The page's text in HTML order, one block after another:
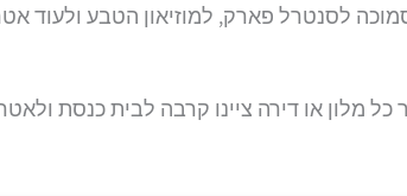
לסנטרל פארק, למוזיאון הטבע ולעוד
מלון או דירה ציינו קרבה לבית כנסת